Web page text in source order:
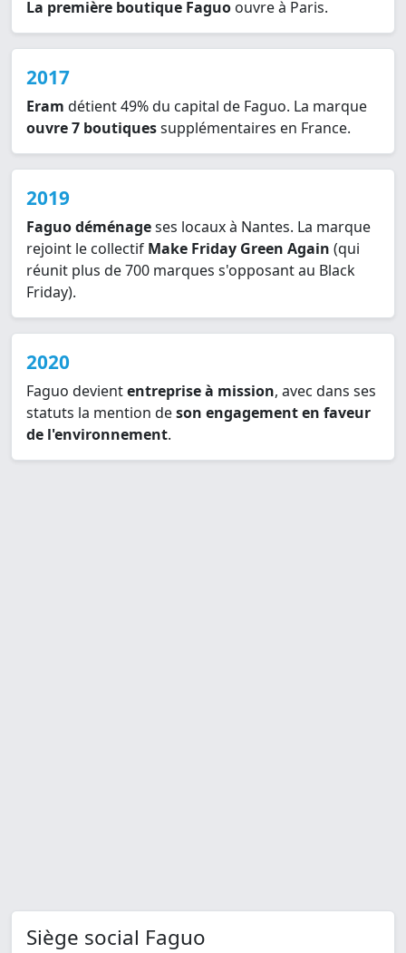
La première boutique Faguo ouvre à Paris.
2017
Eram détient 49% du capital de Faguo. La marque
ouvre 7 boutiquessupplémentaires en France.
2019
Faguo déménageses locaux à Nantes. La marque
rejoint le collectif Make Friday Green Again (qui
réunit plus de 700 marques s'opposant au Black
Friday).
2020
Faguo deviententreprise à mission, avec dans ses
statuts la mention deson engagement en faveur
de l'environnement.
Siège social Faguo